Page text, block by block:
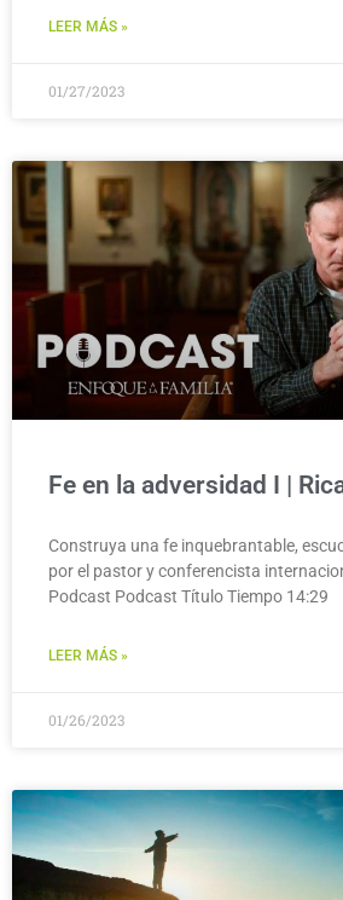
LEER MÁS »
01/27/2023
Fe en la adversidad I |
Construya una fe inquebrantable,
por el pastor y conferencista
Podcast Podcast Título Tiempo 14:29
LEER MÁS »
01/26/2023